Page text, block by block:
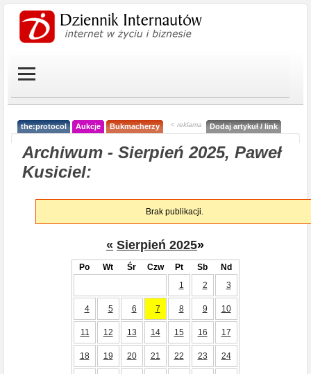
the:protocol Aukcje Bukmacherzy < reklama Dodaj artykuł / link
Archiwum - Sierpień 2025, Paweł
Kusiciel:
Brak publikacji.
« Sierpień 2025»
Po Wt Śr Czw Pt Sb
Nd
1
2 3
4 5 6 7 8 9 10
11 12 13 14 15 16 17
18 19 20 21 22 23 24